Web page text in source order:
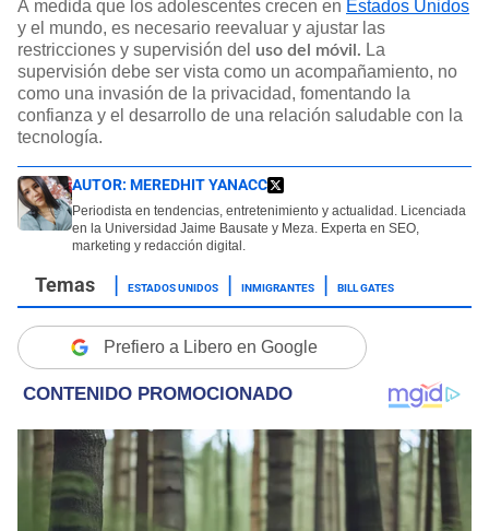
A medida que los adolescentes crecen en Estados Unidos
y el mundo, es necesario reevaluar y ajustar las
restricciones y supervisión del uso del móvil. La
supervisión debe ser vista como un acompañamiento, no
como una invasión de la privacidad, fomentando la
confianza y el desarrollo de una relación saludable con la
tecnología.
AUTOR: MEREDHIT YANACC
Periodista en tendencias, entretenimiento y actualidad. Licenciada
en la Universidad Jaime Bausate y Meza. Experta en SEO,
marketing y redacción digital.
ESTADOS UNIDOS INMIGRANTES BILL GATES
Prefiero a Libero en Google